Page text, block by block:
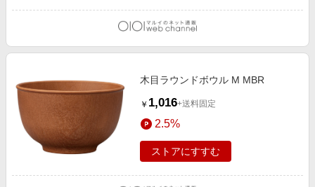
木目ラウンドボウル M MBR
￥ 1,016+送料固定
2.5%
ストアにすすむ